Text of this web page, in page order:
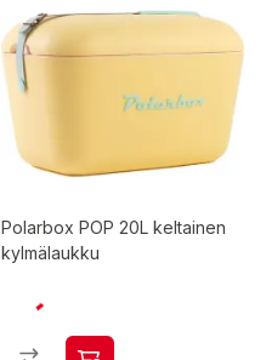
Polarbox POP 20L keltainen
kylmälaukku